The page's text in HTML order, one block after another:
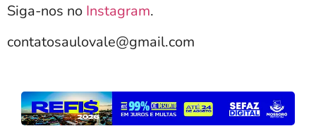
Siga-nos no Instagram.
contatosaulovale@gmail.com